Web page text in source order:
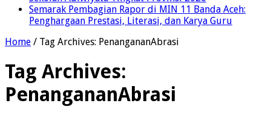
Semarak Pembagian Rapor di MIN 11 Banda Aceh:
Penghargaan Prestasi, Literasi, dan Karya Guru
Home / Tag Archives: PenangananAbrasi
Tag Archives:
PenangananAbrasi